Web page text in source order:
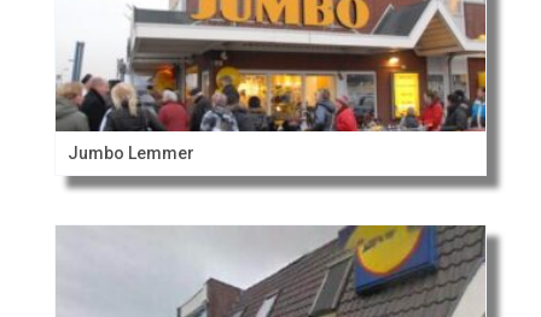
Jumbo Lemmer